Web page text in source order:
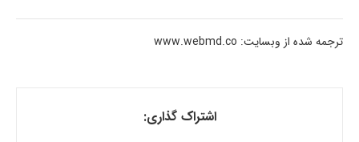
ترجمه شده از وبسایت: www.webmd.co
اشتراک گذاری: